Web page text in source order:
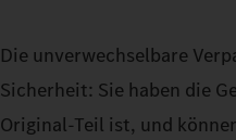
Die unverwechselbare
Sicherheit: Sie haben die
Original-Teil ist, und